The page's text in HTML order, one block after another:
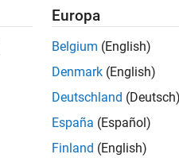
Dirección de correo
Contraseña
Europa
Belgium (English)
Denmark (English)
Deutschland (Deutsch)
España (Español)
Finland (English)